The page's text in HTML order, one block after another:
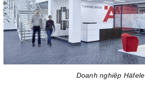
Doanh nghiệp Häfele